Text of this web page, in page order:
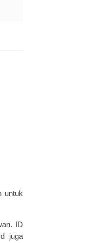
untuk
ID
juga